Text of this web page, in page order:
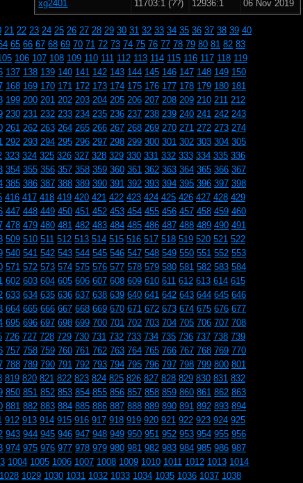
xg2401
11703:1 (??) 12936:1 06 Nov 2019
21 22 23 24 25 26 27 28 29 30 31 32 33 34 35 36 37 38 39 40
65 66 67 68 69 70 71 72 73 74 75 76 77 78 79 80 81 82 83
106 107 108 109 110 111 112 113 114 115 116 117 118 119
137 138 139 140 141 142 143 144 145 146 147 148 149 150
168 169 170 171 172 173 174 175 176 177 178 179 180 181
199 200 201 202 203 204 205 206 207 208 209 210 211 212
230 231 232 233 234 235 236 237 238 239 240 241 242 243
261 262 263 264 265 266 267 268 269 270 271 272 273 274
292 293 294 295 296 297 298 299 300 301 302 303 304 305
323 324 325 326 327 328 329 330 331 332 333 334 335 336
354 355 356 357 358 359 360 361 362 363 364 365 366 367
385 386 387 388 389 390 391 392 393 394 395 396 397 398
416 417 418 419 420 421 422 423 424 425 426 427 428 429
447 448 449 450 451 452 453 454 455 456 457 458 459 460
478 479 480 481 482 483 484 485 486 487 488 489 490 491
509 510 511 512 513 514 515 516 517 518 519 520 521 522
540 541 542 543 544 545 546 547 548 549 550 551 552 553
571 572 573 574 575 576 577 578 579 580 581 582 583 584
602 603 604 605 606 607 608 609 610 611 612 613 614 615
633 634 635 636 637 638 639 640 641 642 643 644 645 646
664 665 666 667 668 669 670 671 672 673 674 675 676 677
695 696 697 698 699 700 701 702 703 704 705 706 707 708
726 727 728 729 730 731 732 733 734 735 736 737 738 739
757 758 759 760 761 762 763 764 765 766 767 768 769 770
788 789 790 791 792 793 794 795 796 797 798 799 800 801
819 820 821 822 823 824 825 826 827 828 829 830 831 832
850 851 852 853 854 855 856 857 858 859 860 861 862 863
881 882 883 884 885 886 887 888 889 890 891 892 893 894
912 913 914 915 916 917 918 919 920 921 922 923 924 925
943 944 945 946 947 948 949 950 951 952 953 954 955 956
974 975 976 977 978 979 980 981 982 983 984 985 986 987
1004 1005 1006 1007 1008 1009 1010 1011 1012 1013 1014
1028 1029 1030 1031 1032 1033 1034 1035 1036 1037 1038